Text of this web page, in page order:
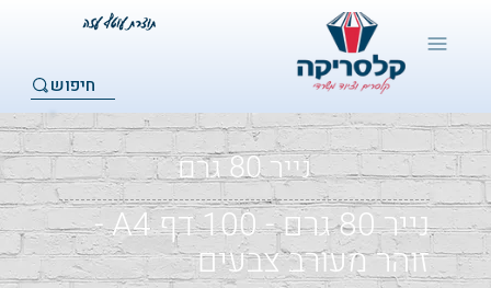
חיפוש
נייר 80 גרם
נייר 80 גרם - 100 דף A4 -
זוהר מעורב צבעים